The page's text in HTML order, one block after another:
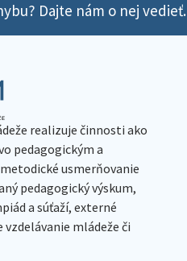
Dajte nám o nej vedieť.
realizuje činnosti ako
pedagogickým a
usmerňovanie
pedagogický výskum,
a súťaží, externé
mládeže či